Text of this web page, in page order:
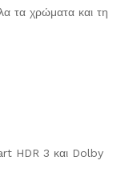
τα χρώματα και τη
HDR 3 και Dolby